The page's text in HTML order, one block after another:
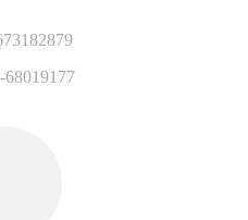
68019177